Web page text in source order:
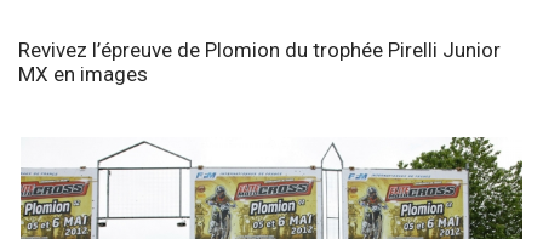
Revivez l’épreuve de Plomion du trophée Pirelli Junior
MX en images